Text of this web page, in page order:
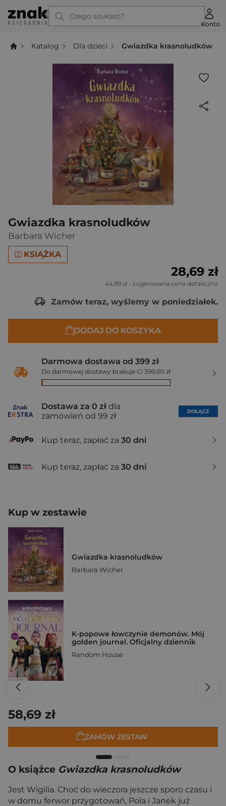
Czego szukasz?
Konto
Katalog Dla dzieci Gwiazdka krasnoludków
Gwiazdka krasnoludków
Barbara Wicher
KSIĄŻKA
28,69 zł
44,99 zł - sugerowana cena detaliczna
Zamów teraz, wyślemy w poniedziałek.
DODAJ DO KOSZYKA
Darmowa dostawa od 399 zł
Do darmowej dostawy brakuje Ci 399,00 zł
Dostawa za 0 zł dla
zamówień od 99 zł
DOŁĄCZ
Kup teraz, zapłać za 30 dni
Kup teraz, zapłać za 30 dni
Kup w zestawie
Gwiazdka krasnoludków
Barbara Wicher
K-popowe łowczynie demonów. Mój
golden journal. Oficjalny dziennik
Random House
58,69 zł
ZAMÓW ZESTAW
O książce Gwiazdka krasnoludków
Jest Wigilia. Choć do wieczora jeszcze sporo czasu i
w domu ferwor przygotowań, Pola i Janek już